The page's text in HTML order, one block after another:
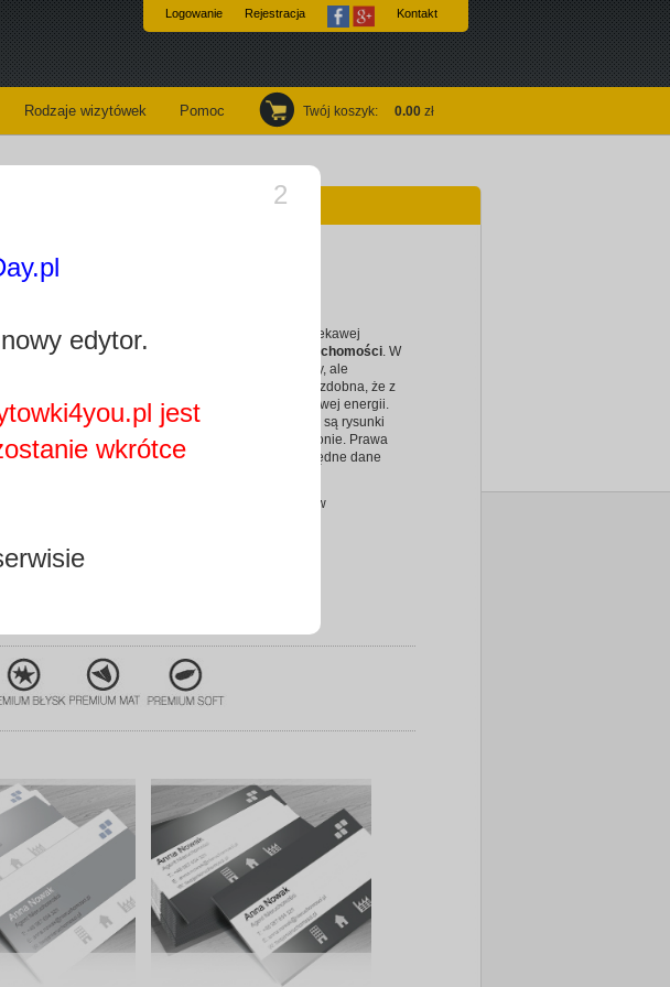
Rodzaje wizytówek Pomoc
Logowanie Rejestracja Kontakt
Twój koszyk: 0.00 zł
Wizytówki - opis: Prezentowany wzór to przykład ciekawej
wizytówki dla firm z branży nieruchomości. W
projekcie widzimy tylko dwa kolory, ale
zastosowana grafika jest na tyle ozdobna, że z
pozoru nudna szarość nabiera nowej energii.
Elementami dodającymi pikanterii są rysunki
domów umieszczone po lewej stronie. Prawa
część wizytówki prezentuje niezbędne dane
architektów, projektantów, agentów
1
edytor.
jest
wkrótce